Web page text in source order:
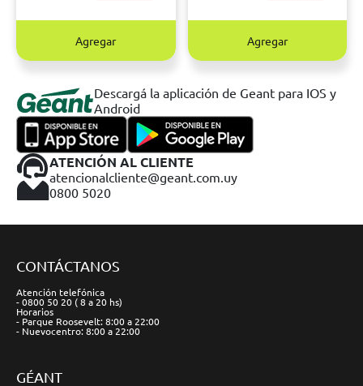
Agregar Agregar
Descargá la aplicación de Geant para IOS y
Android
ATENCIÓN AL CLIENTE
atencionalcliente@geant.com.uy
0800 5020
CONTÁCTANOS
Atención telefónica
- 0800 50 20 ( 8 a 20 hs)
Horarios
- Parque Roosevelt: 8:00 a 22:00
- Nuevocentro: 8:00 a 22:00
GÉANT